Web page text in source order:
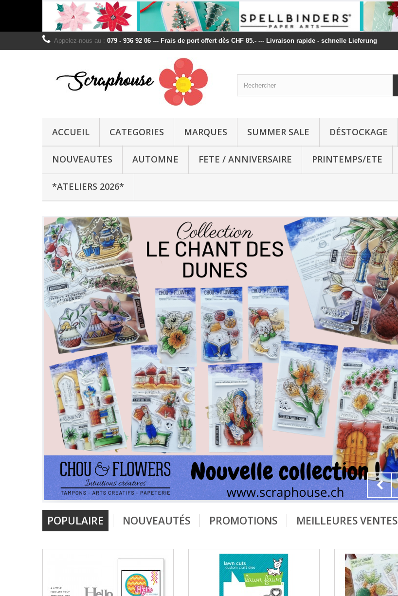
Appelez-nous au : 079 - 936 92 06 --- Frais de port offert dès CHF 85.- --- Livraison rapide - schnelle Lieferung
ACCUEIL CATEGORIES MARQUES SUMMER SALE DÉSTOCKAGE
NOUVEAUTES AUTOMNE FETE / ANNIVERSAIRE PRINTEMPS/ETE
*ATELIERS 2026*
POPULAIRE NOUVEAUTÉS PROMOTIONS MEILLEURES VENTES